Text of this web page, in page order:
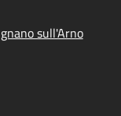
sull'Arno